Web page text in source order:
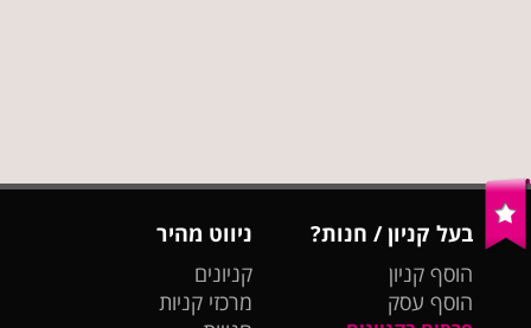
בעל קניון / חנות?
הוסף קניון
הוסף עסק
ניווט מהיר
קניונים
מרכזי קניות